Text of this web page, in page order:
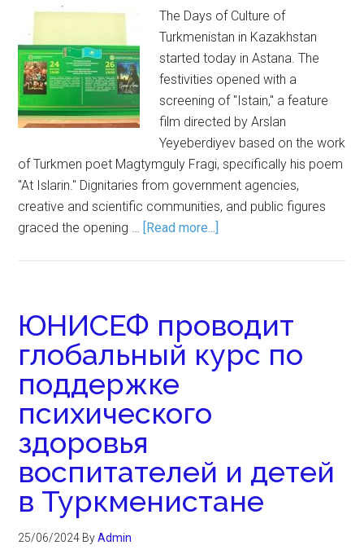
The Days of Culture of
Turkmenistan in Kazakhstan
started today in Astana. The
festivities opened with a
screening of "Istain," a feature
film directed by Arslan
Yeyeberdiyev based on the work
of Turkmen poet Magtymguly Fragi, specifically his poem
"At Islarin." Dignitaries from government agencies,
creative and scientific communities, and public figures
graced the opening … [Read more...]
ЮНИСЕФ проводит
глобальный курс по
поддержке
психического
здоровья
воспитателей и детей
в Туркменистане
25/06/2024 ByAdmin